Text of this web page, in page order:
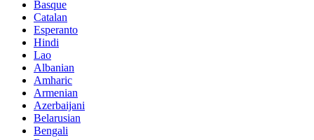
Basque
Catalan
Esperanto
Hindi
Lao
Albanian
Amharic
Armenian
Azerbaijani
Belarusian
Bengali